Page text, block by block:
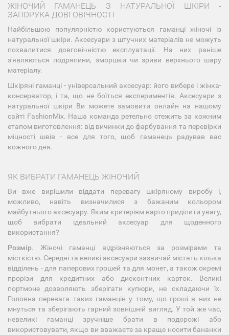
ЖІНОЧИЙ ГАМАНЕЦЬ З НАТУРАЛЬНОЇ ШКІРИ -
ЗАПОРУКА ДОВГОВІЧНОСТІ
Найбільшою популярністю користуються гаманці жіночі із
натуральної шкіри. Аксесуари з штучних матеріалів не можуть
похвалитися довговічністю експлуатації. На них раніше
з'являються подряпини, зморшки чи зриви верхнього шару
матеріалу.
Шкіряні гаманці - універсальний аксесуар: його вибере і жінка-
консерватор, і та, що не боїться експериментів. Аксесуари з
натуральної шкіри Ви можете замовити онлайн на нашому
сайті FashionMix. Наша команда ретельно стежить за кожним
етапом виготовлення: від вичинки до фарбування та перевірки
міцності швів - все для того, щоб гаманець радував вас
кожного дня.
ЯК ВИБРАТИ ГАМАНЕЦЬ ЖІНОЧИЙ
Ви вже вирішили віддати перевагу шкіряному виробу і,
можливо, навіть визначилися з бажаним кольором
майбутнього аксесуару. Яким критеріям варто приділити увагу,
щоб вибрати ідеальний аксесуар для щоденного
використання?
Розмір. Жіночі гаманці відрізняються за розмірами та
місткістю. Середні та великі аксесуари зазвичай містять кілька
відділень - для паперових грошей та для монет, а також окремі
прорізи для кредитних або дисконтних карток. Великі
портмоне дозволяють зберігати купюри, не складаючи їх.
Головна перевага таких гаманців у тому, що гроші в них не
мнуться та зберігають гарний зовнішній вигляд. У той же час,
невеликі гаманці зручніше брати в подорожі або
використовувати, якщо ви вважаєте за краще носити бананки